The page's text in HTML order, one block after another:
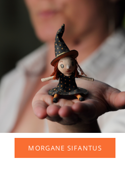
POURQUOI L’ARGENT ?
MORGANE SIFANTUS